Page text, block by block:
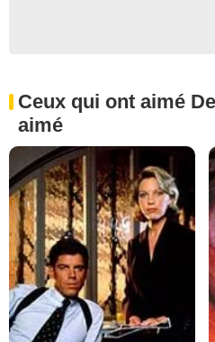
Ceux qui ont aimé
aimé